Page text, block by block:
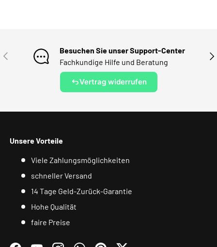
VORHERIGE
Besuchen Sie unser Support-Center
Fachkundige Hilfe und Beratung
Vertrag widerrufen
Unsere Vorteile
Viele Zahlungsmöglichkeiten
schneller Versand
14 Tage Geld-Zurück-Garantie
Hohe Qualität
faire Preise